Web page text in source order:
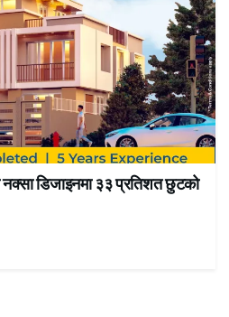
नक्सा डिजाइनमा ३३ प्रतिशत छुटको